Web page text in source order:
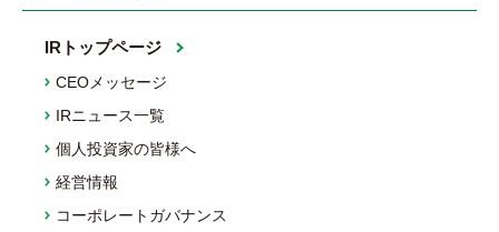
IRトップページ
CEOメッセージ
IRニュース一覧
個人投資家の皆様へ
経営情報
コーポレートガバナンス